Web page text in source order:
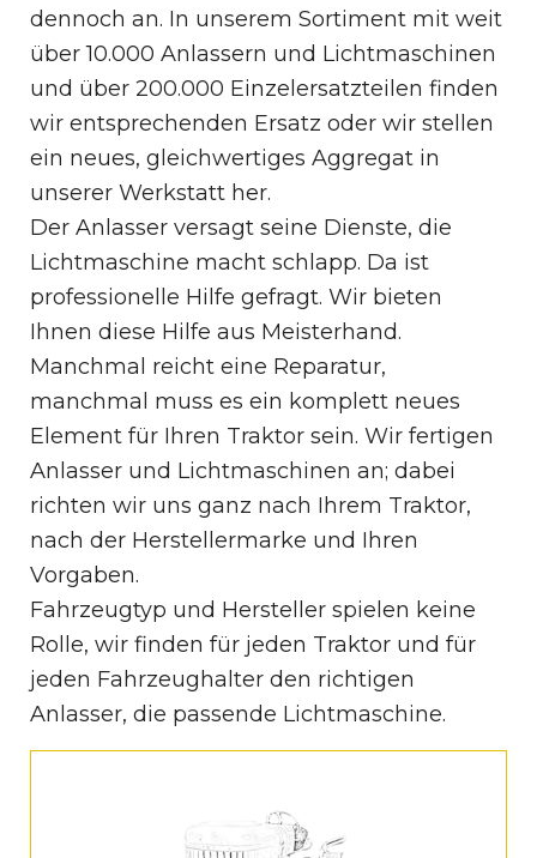
dennoch an. In unserem Sortiment mit weit
über 10.000 Anlassern und Lichtmaschinen
und über 200.000 Einzelersatzteilen finden
wir entsprechenden Ersatz oder wir stellen
ein neues, gleichwertiges Aggregat in
unserer Werkstatt her.
Der Anlasser versagt seine Dienste, die
Lichtmaschine macht schlapp. Da ist
professionelle Hilfe gefragt. Wir bieten
Ihnen diese Hilfe aus Meisterhand.
Manchmal reicht eine Reparatur,
manchmal muss es ein komplett neues
Element für Ihren Traktor sein. Wir fertigen
Anlasser und Lichtmaschinen an; dabei
richten wir uns ganz nach Ihrem Traktor,
nach der Herstellermarke und Ihren
Vorgaben.
Fahrzeugtyp und Hersteller spielen keine
Rolle, wir finden für jeden Traktor und für
jeden Fahrzeughalter den richtigen
Anlasser, die passende Lichtmaschine.